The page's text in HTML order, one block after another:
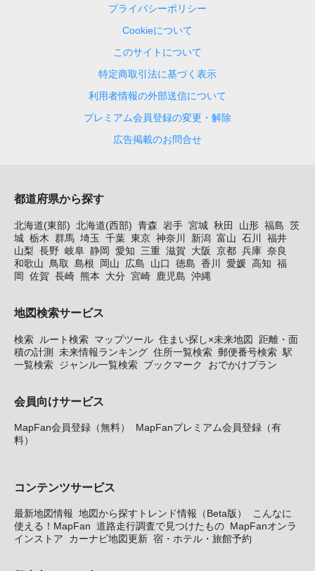
プライバシーポリシー
Cookieについて
このサイトについて
特定商取引法に基づく表示
利用者情報の外部送信について
プレミアム会員登録の変更・解除
広告掲載のお問合せ
都道府県から探す
北海道(東部) 北海道(西部) 青森 岩手 宮城 秋田 山形 福島 茨
城 栃木 群馬 埼玉 千葉 東京 神奈川 新潟 富山 石川
福井
山梨 長野 岐阜 静岡 愛知 三重 滋賀 大阪 京都 兵庫 奈良
和歌山
鳥取 島根 岡山 広島 山口 徳島 香川 愛媛 高知 福
岡
佐賀 長崎 熊本 大分 宮崎 鹿児島 沖縄
地図検索サービス
検索 ルート検索 マップツール 住まい探し×未来地図
距離・面
積の計測 未来情報ランキング 住所一覧検索 郵便番号検索 駅
一覧検索 ジャンル一覧検索 ブックマーク おでかけプラン
会員向けサービス
MapFan会員登録（無料）
MapFanプレミアム会員登録（有
料）
コンテンツサービス
最新地図情報 地図から探すトレンド情報（Beta版）
こんなに
使える！MapFan 道路走行調査で見つけたもの MapFanオンラ
インストア
カーナビ地図更新 宿・ホテル・旅館予約